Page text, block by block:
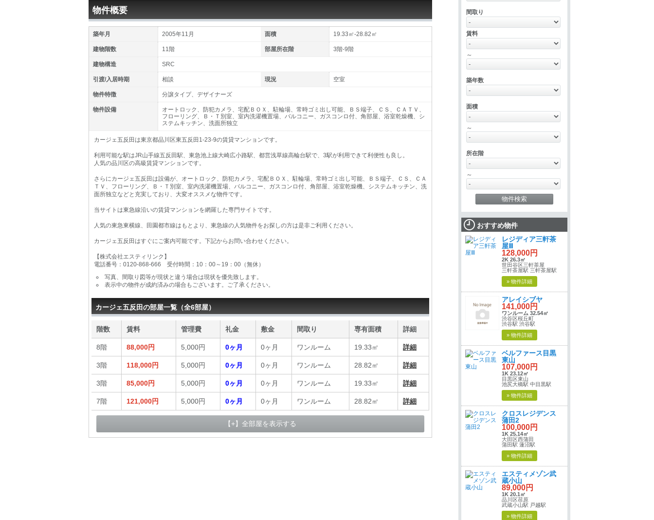
物件概要
築年月 2005年11月 面積 19.33㎡-28.82㎡
建物階数 11階 部屋所在階 3階-9階
建物構造 SRC
引渡/入居時期 相談 現況 空室
物件特徴 分譲タイプ、デザイナーズ
物件設備
オートロック、防犯カメラ、宅配ＢＯＸ、駐輪場、常時ゴミ出し可能、ＢＳ端子、ＣＳ、ＣＡＴＶ、
フローリング、Ｂ・Ｔ別室、室内洗濯機置場、バルコニー、ガスコンロ付、角部屋、浴室乾燥機、シ
ステムキッチン、洗面所独立
カージェ五反田は東京都品川区東五反田1-23-9の賃貸マンションです。
利用可能な駅はJR山手線五反田駅、東急池上線大崎広小路駅、都営浅草線高輪台駅で、3駅が利用できて利便性も良し。
人気の品川区の高級賃貸マンションです。
さらにカージェ五反田は設備が、オートロック、防犯カメラ、宅配ＢＯＸ、駐輪場、常時ゴミ出し可能、ＢＳ端子、ＣＳ、ＣＡ
ＴＶ、フローリング、Ｂ・Ｔ別室、室内洗濯機置場、バルコニー、ガスコンロ付、角部屋、浴室乾燥機、システムキッチン、洗
面所独立などと充実しており、大変オススメな物件です。
当サイトは東急線沿いの賃貸マンションを網羅した専門サイトです。
人気の東急東横線、田園都市線はもとより、東急線の人気物件をお探しの方は是非ご利用ください。
カージェ五反田はすぐにご案内可能です。下記からお問い合わせください。
【株式会社エスティリンク】
電話番号：0120-868-666 受付時間：10：00～19：00（無休）
写真、間取り図等が現状と違う場合は現状を優先致します。
表示中の物件が成約済みの場合もございます。ご了承ください。
カージェ五反田の部屋一覧（全6部屋）
階数 賃料 管理費 礼金 敷金 間取り 専有面積 詳細
8階 88,000円 5,000円 0ヶ月 0ヶ月 ワンルーム 19.33㎡ 詳細
3階 118,000円 5,000円 0ヶ月 0ヶ月 ワンルーム 28.82㎡ 詳細
3階 85,000円 5,000円 0ヶ月 0ヶ月 ワンルーム 19.33㎡ 詳細
7階 121,000円 5,000円 0ヶ月 0ヶ月 ワンルーム 28.82㎡ 詳細
【+】全部屋を表示する
間取り
賃料
～
築年数
面積
～
所在階
～
おすすめ物件
レジディア三軒茶
屋Ⅲ
128,000円
2K 26.3㎡
世田谷区三軒茶屋
三軒茶屋駅 三軒茶屋駅
» 物件詳細
アレイシブヤ
141,000円
ワンルーム 32.54㎡
渋谷区桜丘町
渋谷駅 渋谷駅
» 物件詳細
ベルファース目黒
東山
107,000円
1K 23.12㎡
目黒区東山
池尻大橋駅 中目黒駅
» 物件詳細
クロスレジデンス
蒲田2
100,000円
1K 25.14㎡
大田区西蒲田
蒲田駅 蓮沼駅
» 物件詳細
エスティメゾン武
蔵小山
89,000円
1K 20.1㎡
品川区荏原
武蔵小山駅 戸越駅
» 物件詳細